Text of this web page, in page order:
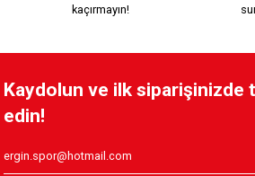
kaçırmayın!
Kaydolun ve ilk siparişinizde
edin!